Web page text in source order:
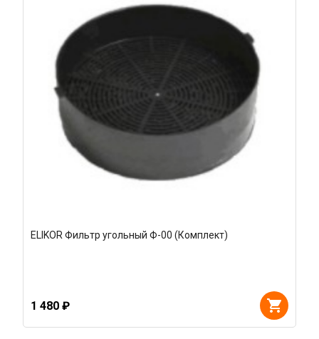
ELIKOR Фильтр угольный Ф-00 (Комплект)
1 480 ₽